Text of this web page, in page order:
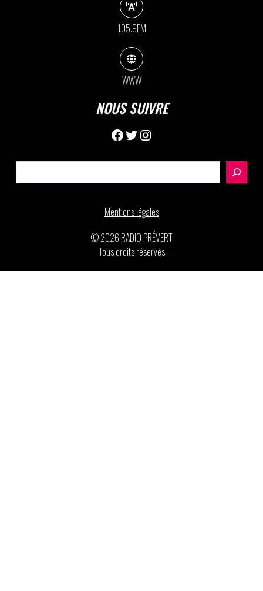
105.9FM
WWW
NOUS SUIVRE
Facebook
TwitterInstagram
Mentions légales
© 2026 RADIO PRÉVERT
Tous droits réservés